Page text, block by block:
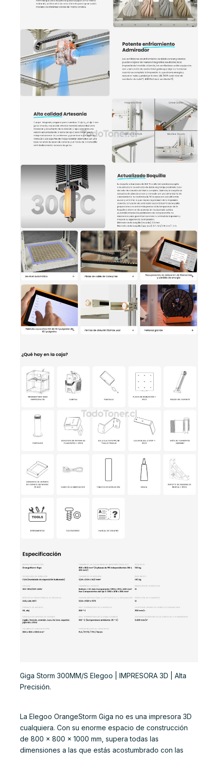
Giga Storm 300MM/S Elegoo | IMPRESORA 3D | Alta
Precisión.
La Elegoo OrangeStorm Giga no es una impresora 3D
cualquiera. Con su enorme espacio de construcción
de 800 x 800 x 1000 mm, supera todas las
dimensiones a las que estás acostumbrado con las